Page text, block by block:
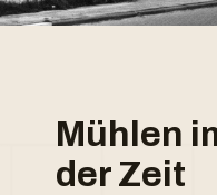
Mühlen
der Zeit